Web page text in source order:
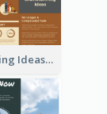
Brainstorming Ideas Brochure